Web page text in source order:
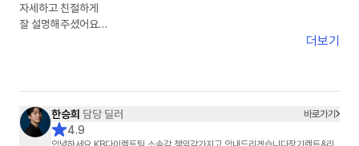
자세하고 친절하게
잘 설명해주셨어요
더보기
한승희 담당 딜러 바로가기
4.9